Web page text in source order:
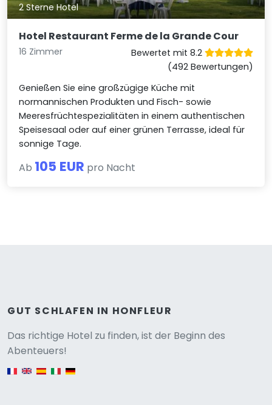
2 Sterne Hotel
Hotel Restaurant Ferme de la Grande Cour
16 Zimmer
Bewertet mit 8.2
(492 Bewertungen)
Genießen Sie eine großzügige Küche mit
normannischen Produkten und Fisch- sowie
Meeresfrüchtespezialitäten in einem authentischen
Speisesaal oder auf einer grünen Terrasse, ideal für
sonnige Tage.
Ab 105 EUR pro Nacht
GUT SCHLAFEN IN HONFLEUR
Das richtige Hotel zu finden, ist der Beginn des
Abenteuers!